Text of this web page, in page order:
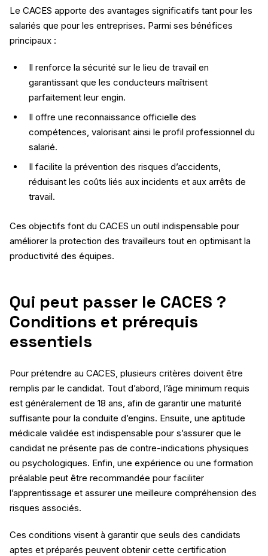
Le CACES apporte des avantages significatifs tant pour les
salariés que pour les entreprises. Parmi ses bénéfices
principaux :
Il renforce la sécurité sur le lieu de travail en
garantissant que les conducteurs maîtrisent
parfaitement leur engin.
Il offre une reconnaissance officielle des
compétences, valorisant ainsi le profil professionnel du
salarié.
Il facilite la prévention des risques d’accidents,
réduisant les coûts liés aux incidents et aux arrêts de
travail.
Ces objectifs font du CACES un outil indispensable pour
améliorer la protection des travailleurs tout en optimisant la
productivité des équipes.
Qui peut passer le CACES ?
Conditions et prérequis
essentiels
Pour prétendre au CACES, plusieurs critères doivent être
remplis par le candidat. Tout d’abord, l’âge minimum requis
est généralement de 18 ans, afin de garantir une maturité
suffisante pour la conduite d’engins. Ensuite, une aptitude
médicale validée est indispensable pour s’assurer que le
candidat ne présente pas de contre-indications physiques
ou psychologiques. Enfin, une expérience ou une formation
préalable peut être recommandée pour faciliter
l’apprentissage et assurer une meilleure compréhension des
risques associés.
Ces conditions visent à garantir que seuls des candidats
aptes et préparés peuvent obtenir cette certification